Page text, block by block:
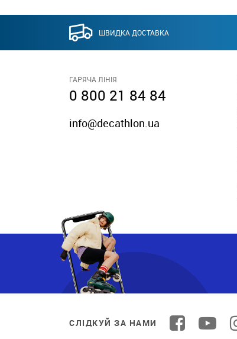
ШВИДКА ДОСТАВКА
ГАРЯЧА ЛІНІЯ
0 800 21 84 84
info@decathlon.ua
СЛІДКУЙ ЗА НАМИ